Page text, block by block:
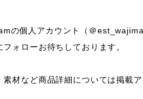
の個人アカウント（＠
フォローお待ちしております。
素材など商品詳細については掲載